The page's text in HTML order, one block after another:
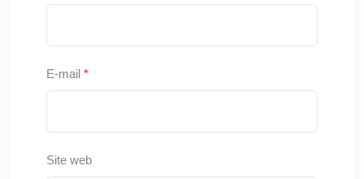
E-mail *
Site web